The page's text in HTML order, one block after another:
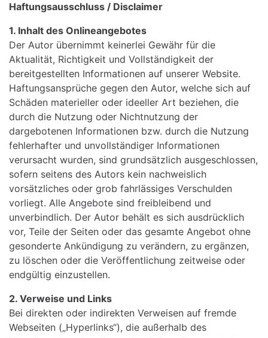
Haftungsausschluss / Disclaimer
1. Inhalt des Onlineangebotes
Der Autor übernimmt keinerlei Gewähr für die
Aktualität, Richtigkeit und Vollständigkeit der
bereitgestellten Informationen auf unserer Website.
Haftungsansprüche gegen den Autor, welche sich auf
Schäden materieller oder ideeller Art beziehen, die
durch die Nutzung oder Nichtnutzung der
dargebotenen Informationen bzw. durch die Nutzung
fehlerhafter und unvollständiger Informationen
verursacht wurden, sind grundsätzlich ausgeschlossen,
sofern seitens des Autors kein nachweislich
vorsätzliches oder grob fahrlässiges Verschulden
vorliegt. Alle Angebote sind freibleibend und
unverbindlich. Der Autor behält es sich ausdrücklich
vor, Teile der Seiten oder das gesamte Angebot ohne
gesonderte Ankündigung zu verändern, zu ergänzen,
zu löschen oder die Veröffentlichung zeitweise oder
endgültig einzustellen.
2. Verweise und Links
Bei direkten oder indirekten Verweisen auf fremde
Webseiten („Hyperlinks“), die außerhalb des